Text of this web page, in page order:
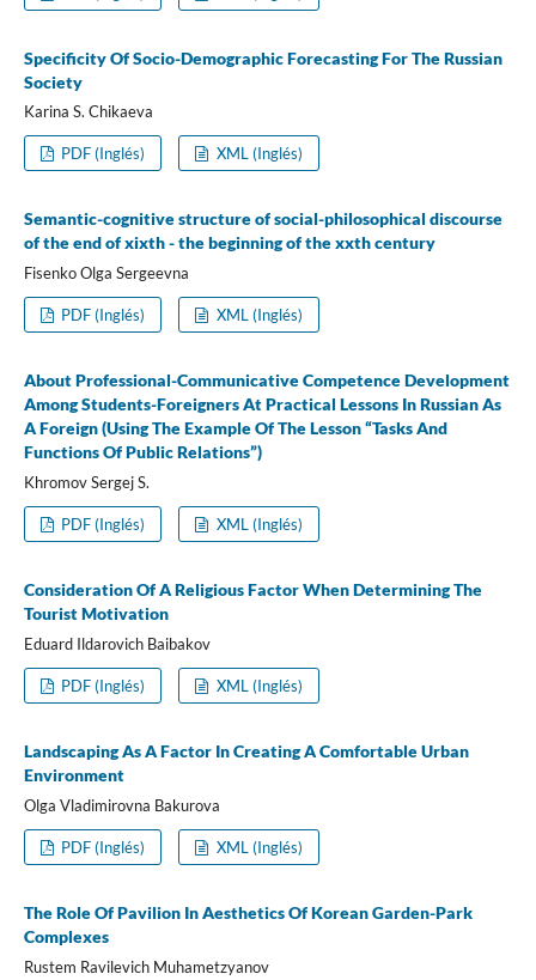
Specificity Of Socio-Demographic Forecasting For The Russian
Society
Karina S. Chikaeva
PDF (Inglés) XML (Inglés)
Semantic-cognitive structure of social-philosophical discourse
of the end of xixth - the beginning of the xxth century
Fisenko Olga Sergeevna
PDF (Inglés) XML (Inglés)
About Professional-Communicative Competence Development
Among Students-Foreigners At Practical Lessons In Russian As
A Foreign (Using The Example Of The Lesson “Tasks And
Functions Of Public Relations”)
Khromov Sergej S.
PDF (Inglés) XML (Inglés)
Consideration Of A Religious Factor When Determining The
Tourist Motivation
Eduard Ildarovich Baibakov
PDF (Inglés) XML (Inglés)
Landscaping As A Factor In Creating A Comfortable Urban
Environment
Olga Vladimirovna Bakurova
PDF (Inglés) XML (Inglés)
The Role Of Pavilion In Aesthetics Of Korean Garden-Park
Complexes
Rustem Ravilevich Muhametzyanov